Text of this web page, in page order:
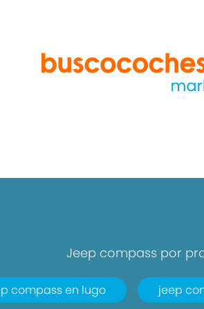
Jeep compass por
compass en lugo jeep